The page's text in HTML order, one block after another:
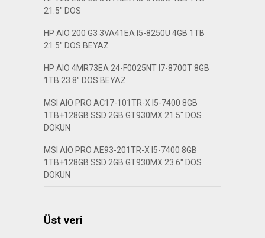
21.5″ DOS
HP AIO 200 G3 3VA41EA I5-8250U 4GB 1TB
21.5″ DOS BEYAZ
HP AIO 4MR73EA 24-F0025NT I7-8700T 8GB
1TB 23.8″ DOS BEYAZ
MSI AIO PRO AC17-101TR-X I5-7400 8GB
1TB+128GB SSD 2GB GT930MX 21.5″ DOS
DOKUN
MSI AIO PRO AE93-201TR-X I5-7400 8GB
1TB+128GB SSD 2GB GT930MX 23.6″ DOS
DOKUN
Üst veri